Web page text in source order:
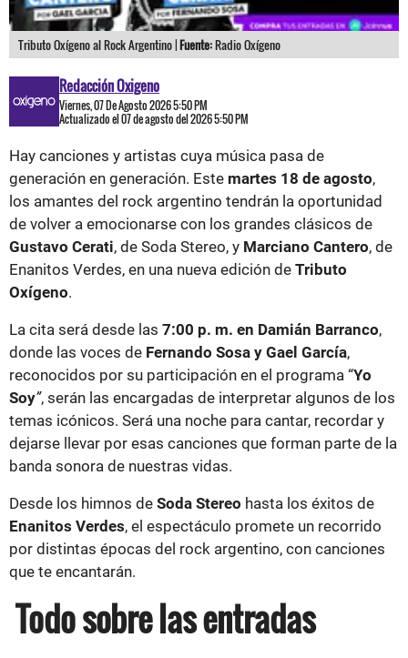
Tributo Oxígeno al Rock Argentino |Fuente:Radio Oxígeno
Redacción Oxigeno
Viernes, 07 De Agosto 2026 5:50 PM
Actualizado el 07 de agosto del 2026 5:50 PM
Hay canciones y artistas cuya música pasa de
generación en generación. Este martes 18 de agosto,
los amantes del rock argentino tendrán la oportunidad
de volver a emocionarse con los grandes clásicos de
Gustavo Cerati, de Soda Stereo, y Marciano Cantero, de
Enanitos Verdes, en una nueva edición de Tributo
Oxígeno.
La cita será desde las 7:00 p. m. en Damián Barranco,
donde las voces de Fernando Sosa y Gael García,
reconocidos por su participación en el programa “Yo
Soy”, serán las encargadas de interpretar algunos de los
temas icónicos. Será una noche para cantar, recordar y
dejarse llevar por esas canciones que forman parte de la
banda sonora de nuestras vidas.
Desde los himnos de Soda Stereo hasta los éxitos de
Enanitos Verdes, el espectáculo promete un recorrido
por distintas épocas del rock argentino, con canciones
que te encantarán.
Todo sobre las entradas